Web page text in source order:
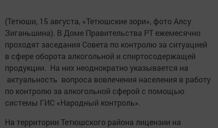
(Тетюши, 15 августа, «Тетюшские зори», фото Алсу
Зиганьшина). В Доме Правительства РТ ежемесячно
проходят заседания Совета по контролю за ситуацией
в сфере оборота алкогольной и спиртосодержащей
продукции. На них неоднократно указывается на
актуальность вопроса вовлечения населения в работу
по контролю за алкогольной сферой с помощью
системы ГИС «Народный контроль».
На территории Тетюшского района лицензии на